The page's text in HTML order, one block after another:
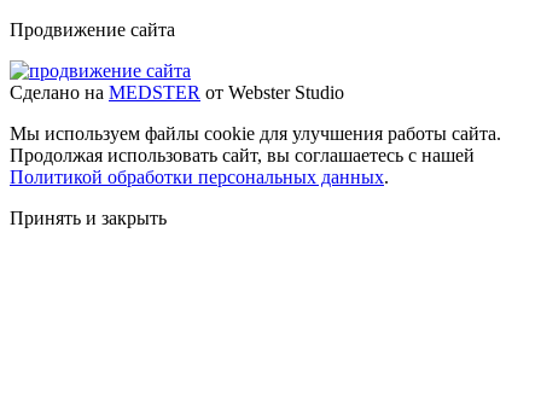
Продвижение сайта
Сделано на MEDSTER от Webster Studio
Мы используем файлы cookie для улучшения работы сайта.
Продолжая использовать сайт, вы соглашаетесь с нашей
Политикой обработки персональных данных.
Принять и закрыть